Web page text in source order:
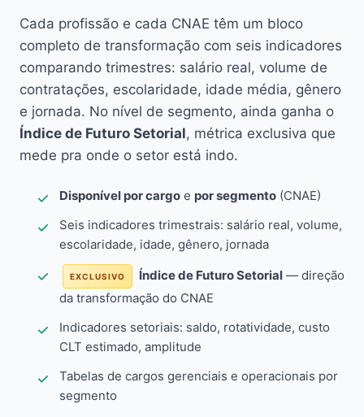
Cada profissão e cada CNAE têm um bloco
completo de transformação com seis indicadores
comparando trimestres: salário real, volume de
contratações, escolaridade, idade média, gênero
e jornada. No nível de segmento, ainda ganha o
Índice de Futuro Setorial, métrica exclusiva que
mede pra onde o setor está indo.
Disponível por cargo e por segmento (CNAE)
Seis indicadores trimestrais: salário real, volume,
escolaridade, idade, gênero, jornada
EXCLUSIVO Índice de Futuro Setorial — direção
da transformação do CNAE
Indicadores setoriais: saldo, rotatividade, custo
CLT estimado, amplitude
Tabelas de cargos gerenciais e operacionais por
segmento